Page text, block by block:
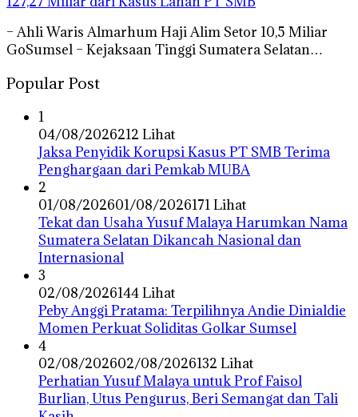
– Ahli Waris Almarhum Haji Alim Setor 10,5 Miliar
GoSumsel – Kejaksaan Tinggi Sumatera Selatan…
Popular Post
1
04/08/2026212 Lihat
Jaksa Penyidik Korupsi Kasus PT SMB Terima
Penghargaan dari Pemkab MUBA
2
01/08/202601/08/2026171 Lihat
Tekat dan Usaha Yusuf Malaya Harumkan Nama
Sumatera Selatan Dikancah Nasional dan
Internasional
3
02/08/2026144 Lihat
Peby Anggi Pratama: Terpilihnya Andie Dinialdie
Momen Perkuat Soliditas Golkar Sumsel
4
02/08/202602/08/2026132 Lihat
Perhatian Yusuf Malaya untuk Prof Faisol
Burlian, Utus Pengurus, Beri Semangat dan Tali